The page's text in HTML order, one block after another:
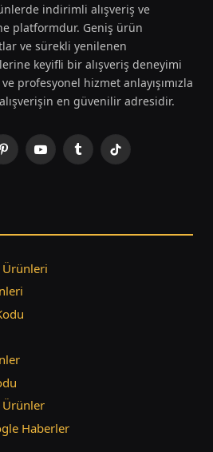
indirimli alışveriş ve
platformdur. Geniş ürün
ve sürekli yenilenen
keyifli bir alışveriş deneyimi
profesyonel hizmet anlayışımızla
en güvenilir adresidir.
PinterestYouTubeTumblrTikTok
Ürünleri
Ürünler
Haberler